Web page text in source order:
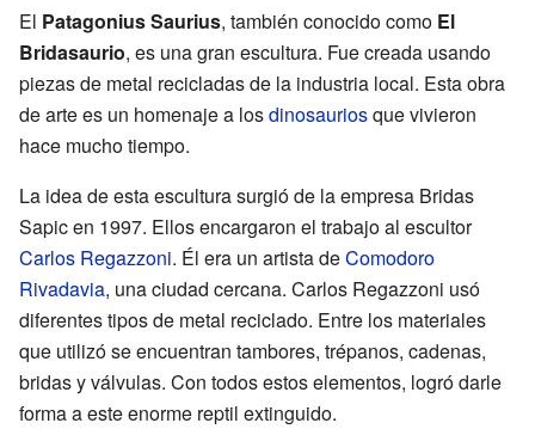
El Patagonius Saurius, también conocido como El
Bridasaurio, es una gran escultura. Fue creada usando
piezas de metal recicladas de la industria local. Esta obra
de arte es un homenaje a losdinosauriosque vivieron
hace mucho tiempo.
La idea de esta escultura surgió de la empresa Bridas
Sapic en 1997. Ellos encargaron el trabajo al escultor
Carlos Regazzoni. Él era un artista deComodoro
Rivadavia, una ciudad cercana. Carlos Regazzoni usó
diferentes tipos de metal reciclado. Entre los materiales
que utilizó se encuentran tambores, trépanos, cadenas,
bridas y válvulas. Con todos estos elementos, logró darle
forma a este enorme reptil extinguido.